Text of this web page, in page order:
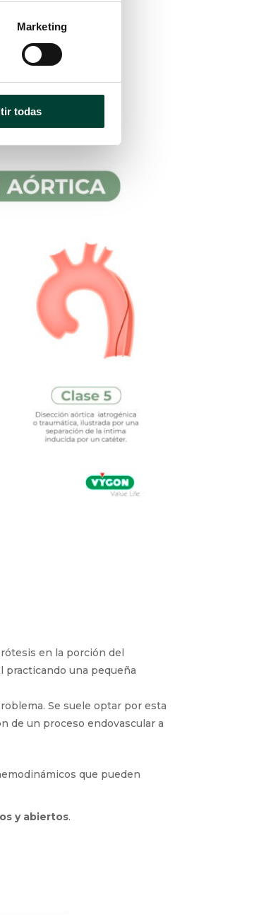
Marketing
todas
vaso sanguíneo.
en la porción del
practicando una pequeña
Se suele optar por esta
de un proceso endovascular a
que pueden
y abiertos.